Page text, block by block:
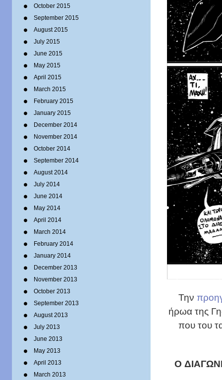
October 2015
September 2015
August 2015
July 2015
June 2015
May 2015
April 2015
March 2015
February 2015
January 2015
December 2014
November 2014
October 2014
September 2014
August 2014
July 2014
June 2014
May 2014
April 2014
March 2014
February 2014
January 2014
December 2013
November 2013
October 2013
September 2013
August 2013
July 2013
June 2013
May 2013
April 2013
March 2013
Την
ήρωα της
που του
O